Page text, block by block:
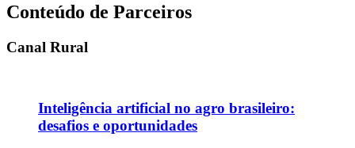
Conteúdo de Parceiros
Canal Rural
Inteligência artificial no agro brasileiro:
desafios e oportunidades